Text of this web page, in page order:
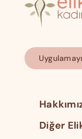
Diğer